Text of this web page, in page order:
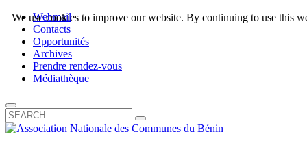
Webmail
Contacts
Opportunités
Archives
Prendre rendez-vous
Médiathèque
We use cookies to improve our website. By continuing to use this